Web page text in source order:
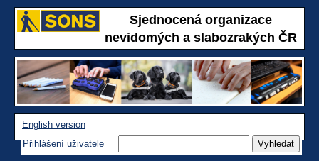
Sjednocená organizace
nevidomých a slabozrakých ČR
English version
Přihlášení uživatele